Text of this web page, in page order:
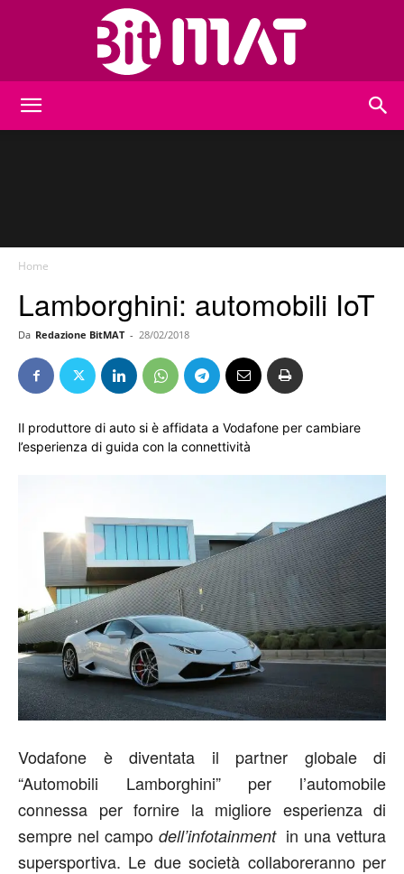
Home
Lamborghini: automobili IoT
Da Redazione BitMAT - 28/02/2018
Il produttore di auto si è affidata a Vodafone per cambiare
l’esperienza di guida con la connettività
Vodafone è diventata il partner globale di
“Automobili Lamborghini” per l’automobile
connessa per fornire la migliore esperienza di
sempre nel campo dell’infotainmentin una vettura
supersportiva. Le due società collaboreranno per